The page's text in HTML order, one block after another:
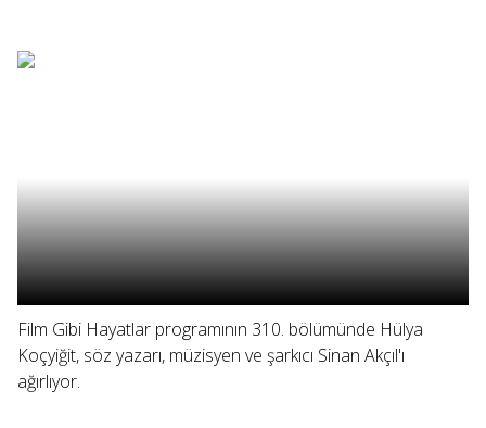
Film Gibi Hayatlar programının 310. bölümünde Hülya
Koçyiğit, söz yazarı, müzisyen ve şarkıcı Sinan Akçıl'ı
ağırlıyor.